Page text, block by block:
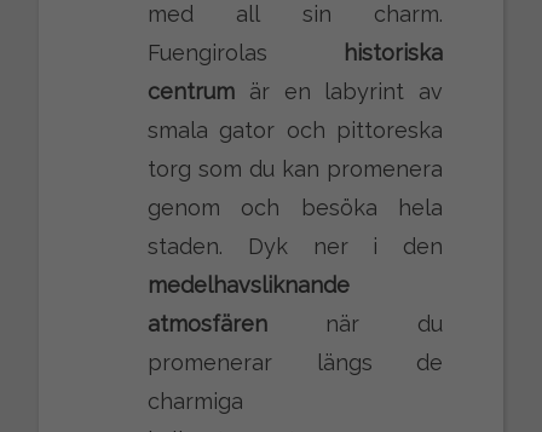
med all sin charm.
Fuengirolas
historiska
centrumär en labyrint av
smala gator och pittoreska
torg som du kan promenera
genom och besöka hela
staden. Dyk ner i den
medelhavsliknande
atmosfärennär du
promenerar längs de
charmiga